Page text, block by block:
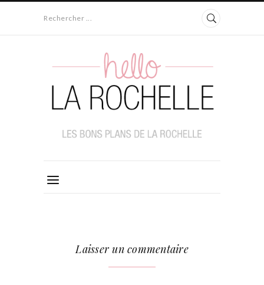
Rechercher ...
Laisser un commentaire